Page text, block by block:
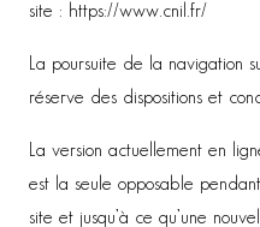
site : https://www.cnil.fr/
La poursuite de la navigation
réserve des dispositions et
La version actuellement en
est la seule opposable
site et jusqu’à ce qu’une